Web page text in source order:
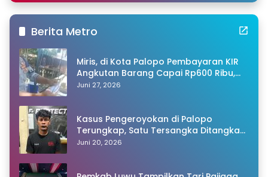
Berita Metro
Miris, di Kota Palopo Pembayaran KIR
Angkutan Barang Capai Rp600 Ribu,
Warganet Pertanyakan Dugaan Pungli
Juni 27, 2026
Kasus Pengeroyokan di Palopo
Terungkap, Satu Tersangka Ditangkap
Polisi
Juni 20, 2026